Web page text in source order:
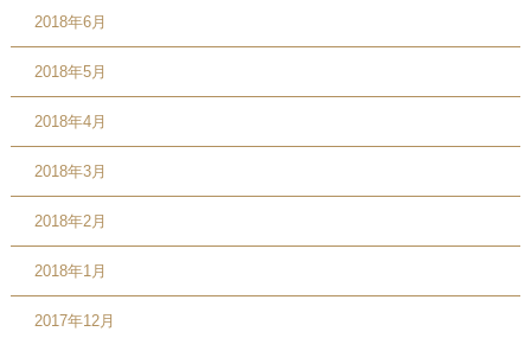
2018年6月
2018年5月
2018年4月
2018年3月
2018年2月
2018年1月
2017年12月